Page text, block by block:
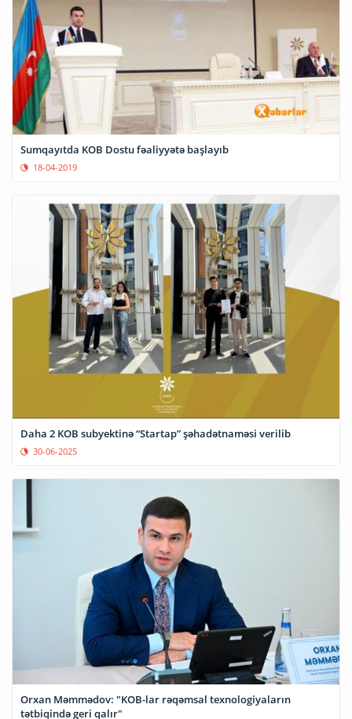
Sumqayıtda KOB Dostu fəaliyyətə başlayıb
18-04-2019
Daha 2 KOB subyektinə “Startap” şəhadətnaməsi verilib
30-06-2025
Orxan Məmmədov: "KOB-lar rəqəmsal texnologiyaların
tətbiqində geri qalır"